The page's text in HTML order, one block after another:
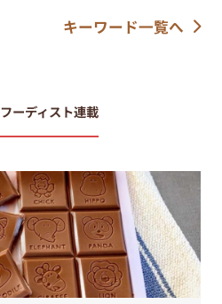
キーワード一覧へ
フーディスト連載